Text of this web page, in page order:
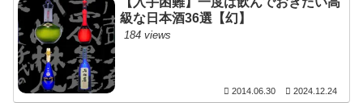
級な日本酒36選【幻】
184 views
2014.06.30 2024.12.24